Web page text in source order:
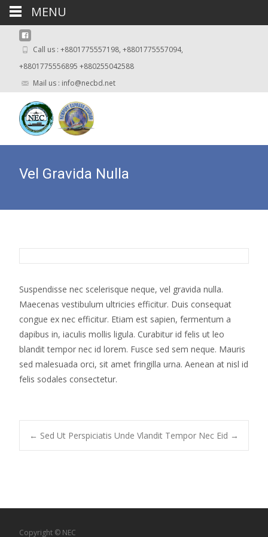
Call us : +8801775557198, +8801775557094,
+8801775556895 +880255042588
Mail us : info@necbd.net
Vel Gravida Nulla
Suspendisse nec scelerisque neque, vel gravida nulla.
Maecenas vestibulum ultricies efficitur. Duis consequat
congue ex nec efficitur. Etiam est sapien, fermentum a
dapibus in, iaculis mollis ligula. Curabitur id felis ut leo
blandit tempor nec id lorem. Fusce sed sem neque. Mauris
sed malesuada orci, sit amet fringilla urna. Aenean at nisl id
felis sodales consectetur.
Post
← Sed Ut Perspiciatis Unde Vlandit Tempor Nec Eid →
Copyright © NEC
MENU